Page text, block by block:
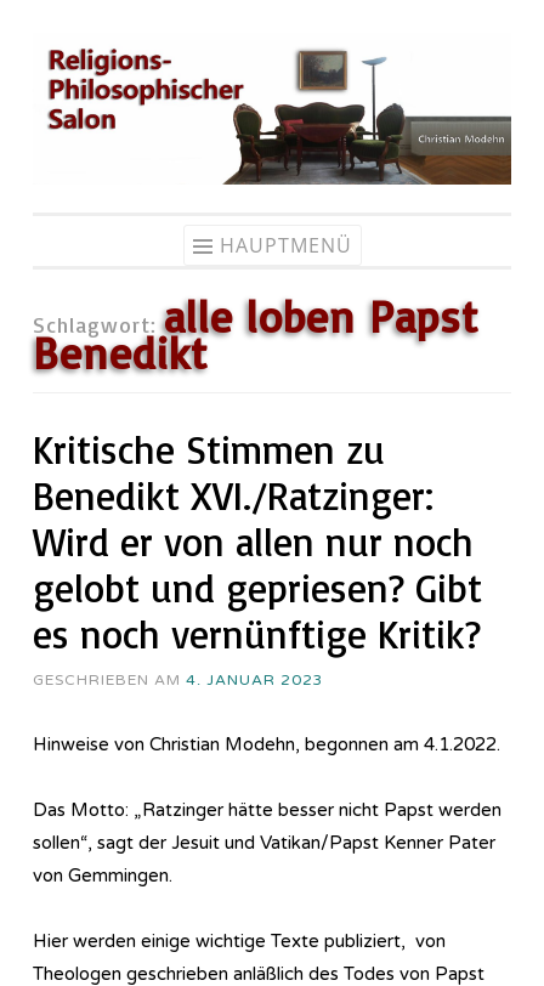
Zum
Inhalt
springen
HAUPTMENÜ
Schlagwort:alle loben Papst
Benedikt
Kritische Stimmen zu
Benedikt XVI./Ratzinger:
Wird er von allen nur noch
gelobt und gepriesen? Gibt
es noch vernünftige Kritik?
GESCHRIEBEN AM 4. JANUAR 2023
Hinweise von Christian Modehn, begonnen am 4.1.2022.
Das Motto: „Ratzinger hätte besser nicht Papst werden
sollen“, sagt der Jesuit und Vatikan/Papst Kenner Pater
von Gemmingen.
Hier werden einige wichtige Texte publiziert, von
Theologen geschrieben anläßlich des Todes von Papst